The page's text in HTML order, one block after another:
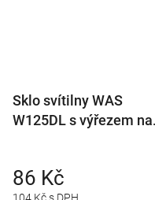
Sklo svítilny WAS
W125DL s výřezem na
104 Kč s DPH
86 Kč